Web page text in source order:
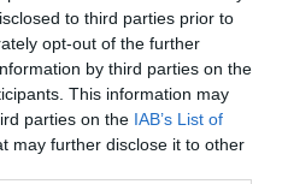
to third parties prior to
opt-out of the further
by third parties on the
This information may
parties on the IAB’s List of
may further disclose it to other
país que nos alinee en
estaremos, como
Porque el deporte
Y cuando
apostamos por España.